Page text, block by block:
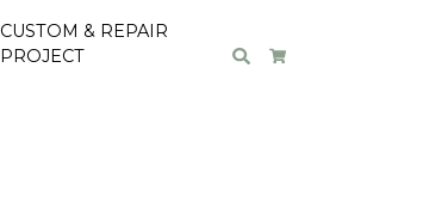
CUSTOM & REPAIR
PROJECT
SearchCart